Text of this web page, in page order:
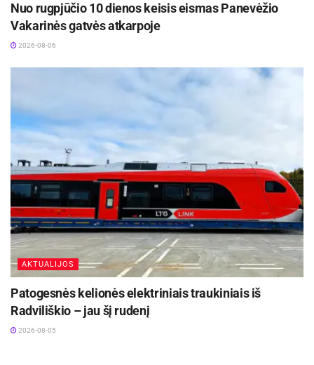
Nuo rugpjūčio 10 dienos keisis eismas Panevėžio
Vakarinės gatvės atkarpoje
2026-08-06
AKTUALIJOS
Patogesnės kelionės elektriniais traukiniais iš
Radviliškio – jau šį rudenį
2026-08-05